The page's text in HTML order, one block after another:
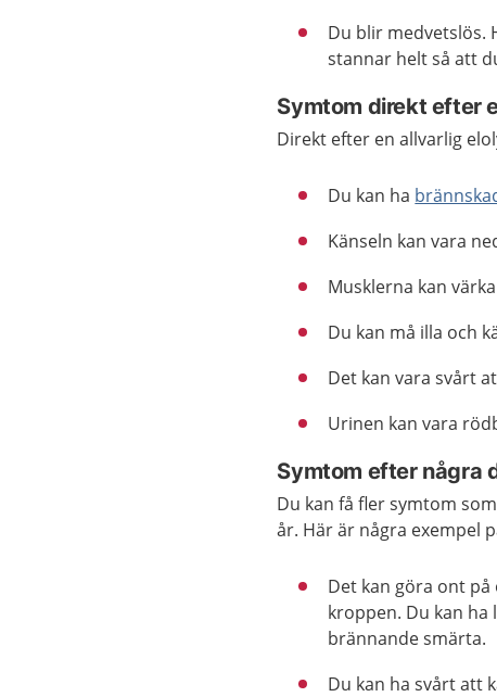
Du blir medvetslös.
stannar helt så att
Symtom direkt efter
Direkt efter en allvarlig
Du kan ha
Känseln kan vara
Musklerna kan
Du kan må illa och
Det kan vara svårt
Urinen kan vara
Symtom efter några
Du kan få fler symtom
år. Här är några exempel
Det kan göra ont
kroppen. Du kan
brännande smärta.
Du kan ha svårt att